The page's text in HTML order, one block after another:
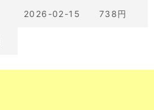
2026-02-15 738円